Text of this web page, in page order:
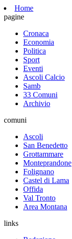
Home
pagine
Cronaca
Economia
Politica
Sport
Eventi
Ascoli Calcio
Samb
33 Comuni
Archivio
comuni
Ascoli
San Benedetto
Grottammare
Monteprandone
Folignano
Castel di Lama
Offida
Val Tronto
Area Montana
links